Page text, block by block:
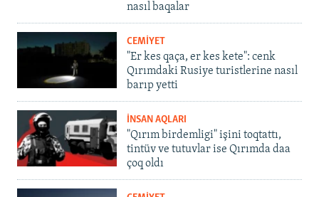
nasıl baqalar
CEMİYET
"Er kes qaça, er kes kete": cenk
Qırımdaki Rusiye turistlerine nasıl
barıp yetti
İNSAN AQLARI
"Qırım birdemligi" işini toqtattı,
tintüv ve tutuvlar ise Qırımda daa
çoq oldı